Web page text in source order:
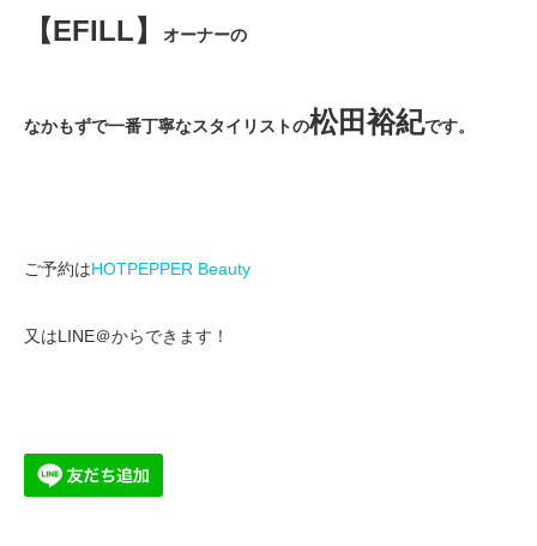
【EFILL】 オーナーの
なかもずで一番丁寧なスタイリストの松田裕紀です。
ご予約はHOTPEPPER Beauty
又はLINE＠からできます！